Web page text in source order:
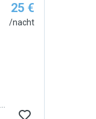
25 €
/nacht